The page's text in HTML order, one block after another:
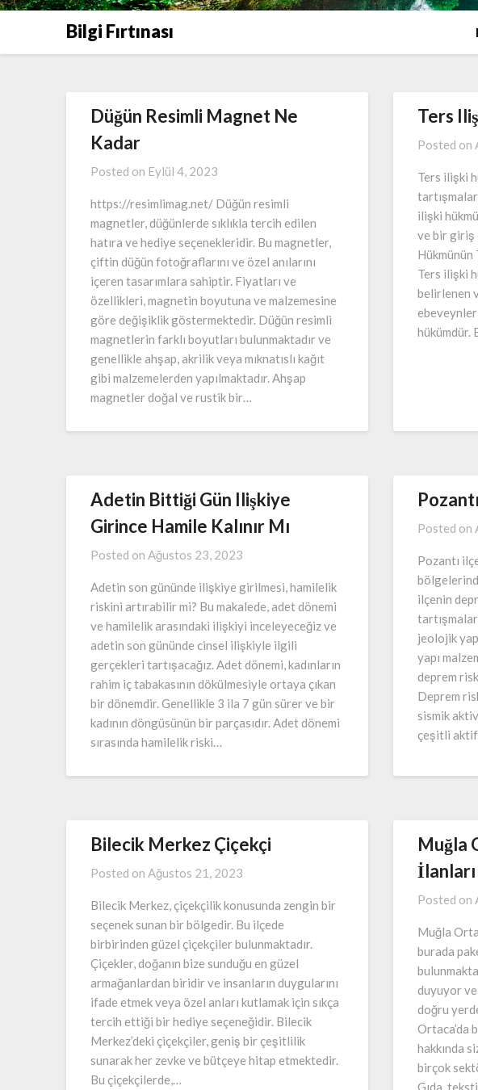
Bilgi Fırtınası
Düğün Resimli Magnet Ne
Kadar
Posted on Eylül 4, 2023
https://resimlimag.net/ Düğün resimli
magnetler, düğünlerde sıklıkla tercih edilen
hatıra ve hediye seçenekleridir. Bu magnetler,
çiftin düğün fotoğraflarını ve özel anılarını
içeren tasarımlara sahiptir. Fiyatları ve
özellikleri, magnetin boyutuna ve malzemesine
göre değişiklik göstermektedir. Düğün resimli
magnetlerin farklı boyutları bulunmaktadır ve
genellikle ahşap, akrilik veya mıknatıslı kağıt
gibi malzemelerden yapılmaktadır. Ahşap
magnetler doğal ve rustik bir…
Ters
Posted on
Ters ilişki
ilişki
ve bir giriş
Hükmünün
Ters ilişki
belirlenen
hükümdür.
Adetin Bittiği Gün Ilişkiye
Girince Hamile Kalınır Mı
Posted on Ağustos 23, 2023
Adetin son gününde ilişkiye girilmesi, hamilelik
riskini artırabilir mi? Bu makalede, adet dönemi
ve hamilelik arasındaki ilişkiyi inceleyeceğiz ve
adetin son gününde cinsel ilişkiyle ilgili
gerçekleri tartışacağız. Adet dönemi, kadınların
rahim iç tabakasının dökülmesiyle ortaya çıkan
bir dönemdir. Genellikle 3 ila 7 gün sürer ve bir
kadının döngüsünün bir parçasıdır. Adet dönemi
sırasında hamilelik riski…
Posted on
Pozantı
ilçenin
tartışmalar
jeolojik
yapı
deprem
Deprem
sismik
çeşitli
Bilecik Merkez Çiçekçi
Posted on Ağustos 21, 2023
Bilecik Merkez, çiçekçilik konusunda zengin bir
seçenek sunan bir bölgedir. Bu ilçede
birbirinden güzel çiçekçiler bulunmaktadır.
Çiçekler, doğanın bize sunduğu en güzel
armağanlardan biridir ve insanların duygularını
ifade etmek veya özel anları kutlamak için sıkça
tercih ettiği bir hediye seçeneğidir. Bilecik
Merkez’deki çiçekçiler, geniş bir çeşitlilik
sunarak her zevke ve bütçeye hitap etmektedir.
Bu çiçekçilerde,…
Muğla
İlanları
Posted on
Muğla
burada
duyuyor ve
doğru
Ortaca’da
hakkında
birçok
Gıda,